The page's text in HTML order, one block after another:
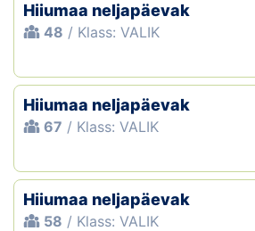
Hiiumaa neljapäevak
48 / Klass: VALIK
Hiiumaa neljapäevak
67 / Klass: VALIK
Hiiumaa neljapäevak
58 / Klass: VALIK